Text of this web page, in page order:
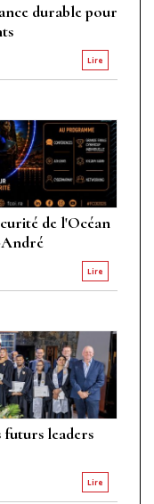
durable pour
Lire
de l'Océan
André
Lire
futurs leaders
Lire